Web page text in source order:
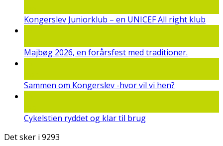
Kongerslev Juniorklub – en UNICEF All right klub
Majbøg 2026, en forårsfest med traditioner.
Sammen om Kongerslev -hvor vil vi hen?
Cykelstien ryddet og klar til brug
Det sker i 9293